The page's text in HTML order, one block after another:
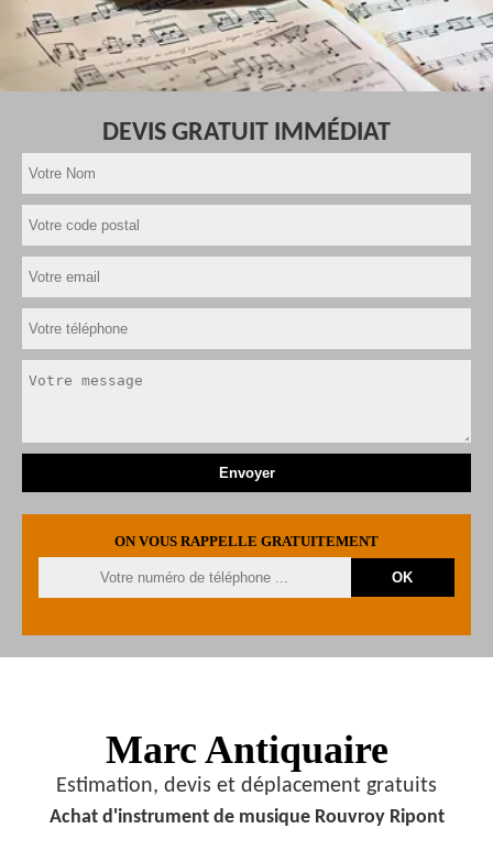
DEVIS GRATUIT IMMÉDIAT
ON VOUS RAPPELLE GRATUITEMENT
Marc Antiquaire
Estimation, devis et déplacement gratuits
Achat d'instrument de musique Rouvroy Ripont